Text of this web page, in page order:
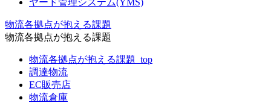
物流各拠点が抱える課題
物流各拠点が抱える課題
物流各拠点が抱える課題_top
調達物流
EC販売店
物流倉庫